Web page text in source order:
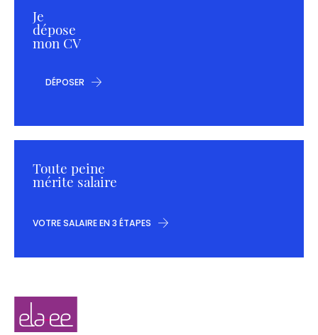
Je
dépose
mon CV
DÉPOSER
Toute peine
mérite salaire
VOTRE SALAIRE EN 3 ÉTAPES
Navigation
secondaire
Elaee